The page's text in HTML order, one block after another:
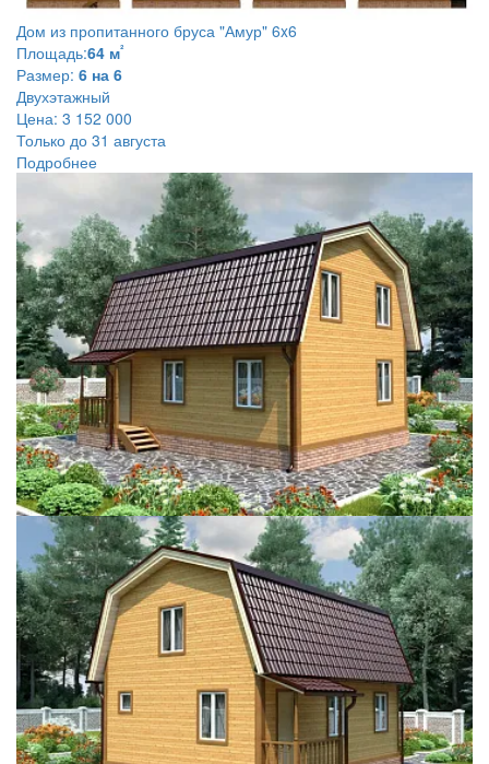
Дом из пропитанного бруса "Амур" 6x6
Площадь:64 м²
Размер: 6 на 6
Двухэтажный
Цена: 3 152 000
Только до 31 августа
Подробнее